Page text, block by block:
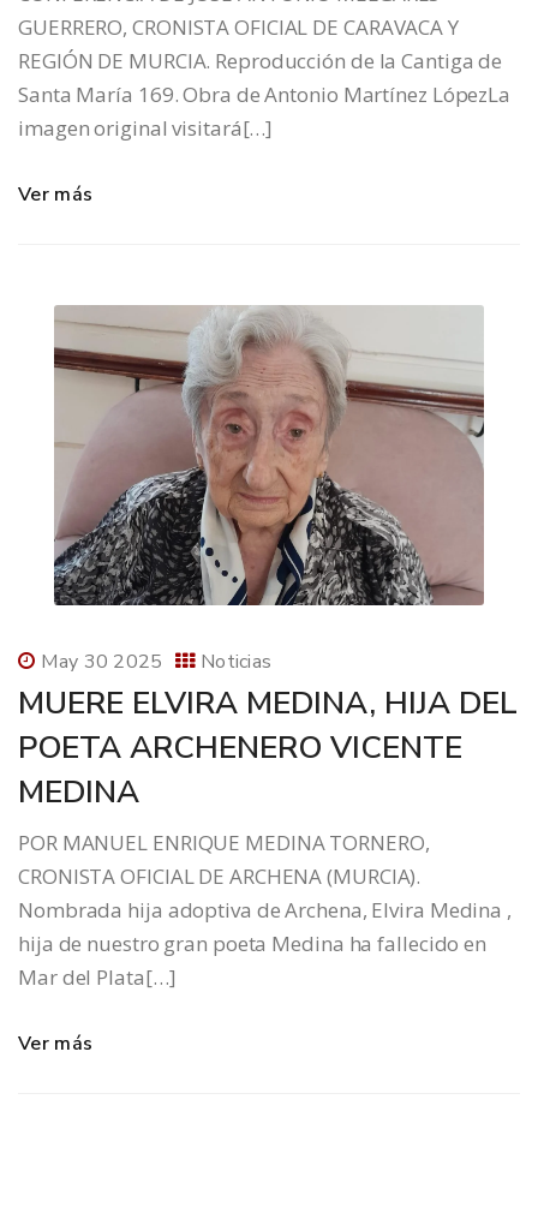
GUERRERO, CRONISTA OFICIAL DE CARAVACA Y
REGIÓN DE MURCIA. Reproducción de la Cantiga de
Santa María 169. Obra de Antonio Martínez LópezLa
imagen original visitará[…]
Ver más
May 30 2025 Noticias
MUERE ELVIRA MEDINA, HIJA DEL
POETA ARCHENERO VICENTE
MEDINA
POR MANUEL ENRIQUE MEDINA TORNERO,
CRONISTA OFICIAL DE ARCHENA (MURCIA).
Nombrada hija adoptiva de Archena, Elvira Medina ,
hija de nuestro gran poeta Medina ha fallecido en
Mar del Plata[…]
Ver más